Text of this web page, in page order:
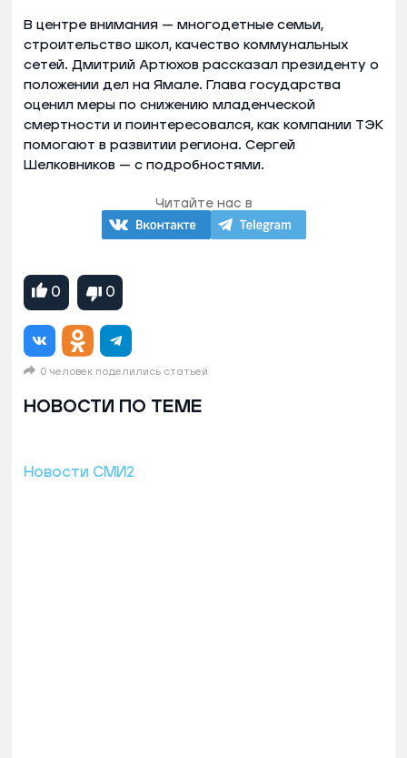
В центре внимания — многодетные семьи,
строительство школ, качество коммунальных
сетей. Дмитрий Артюхов рассказал президенту о
положении дел на Ямале. Глава государства
оценил меры по снижению младенческой
смертности и поинтересовался, как компании ТЭК
помогают в развитии региона. Сергей
Шелковников — с подробностями.
Читайте нас в
0 0
0 человек поделились статьей
НОВОСТИ ПО ТЕМЕ
Новости СМИ2